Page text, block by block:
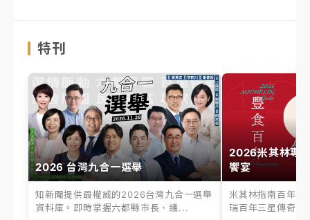
特刊
2026 台灣九合一選舉
知新聞提供最權威的2026台灣九合一選舉
資料庫。即時掌握六都縣市長、議...
2026米其林專
饗宴
米其林指南百年之
瑞百年三星傳奇、